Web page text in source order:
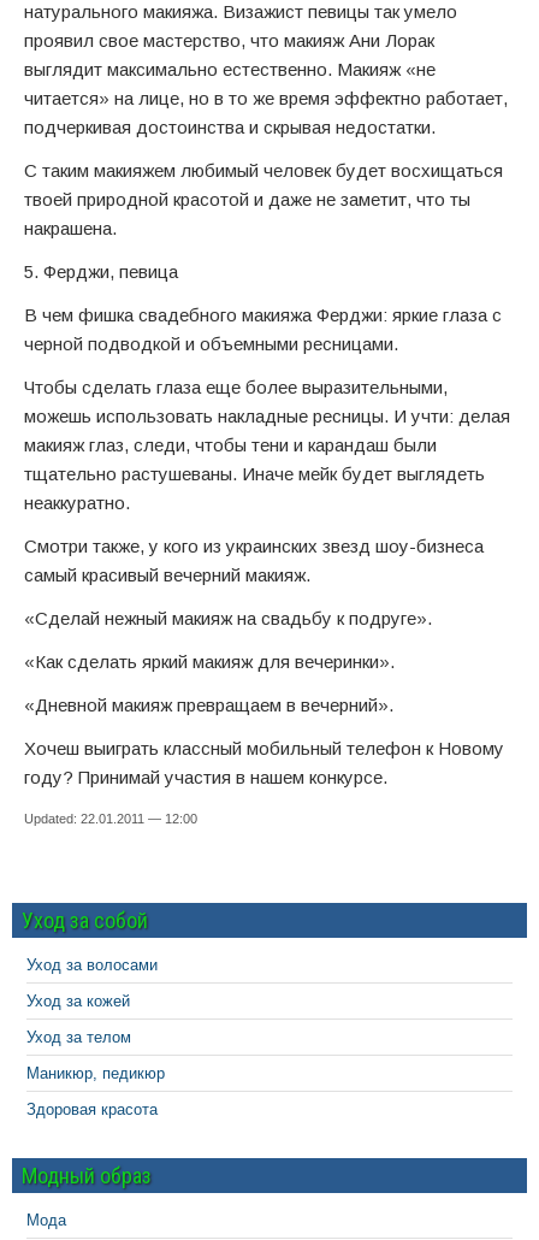
натурального макияжа. Визажист певицы так умело
проявил свое мастерство, что макияж Ани Лорак
выглядит максимально естественно. Макияж «не
читается» на лице, но в то же время эффектно работает,
подчеркивая достоинства и скрывая недостатки.
С таким макияжем любимый человек будет восхищаться
твоей природной красотой и даже не заметит, что ты
накрашена.
5. Ферджи, певица
В чем фишка свадебного макияжа Ферджи: яркие глаза с
черной подводкой и объемными ресницами.
Чтобы сделать глаза еще более выразительными,
можешь использовать накладные ресницы. И учти: делая
макияж глаз, следи, чтобы тени и карандаш были
тщательно растушеваны. Иначе мейк будет выглядеть
неаккуратно.
Смотри также, у кого из украинских звезд шоу-бизнеса
самый красивый вечерний макияж.
«Сделай нежный макияж на свадьбу к подруге».
«Как сделать яркий макияж для вечеринки».
«Дневной макияж превращаем в вечерний».
Хочеш выиграть классный мобильный телефон к Новому
году? Принимай участия в нашем конкурсе.
Updated: 22.01.2011 — 12:00
Уход за собой
Уход за волосами
Уход за кожей
Уход за телом
Маникюр, педикюр
Здоровая красота
Модный образ
Мода